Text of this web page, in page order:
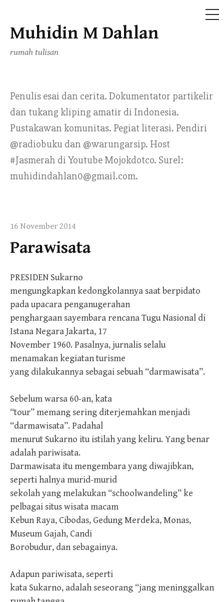
Skip
content
Muhidin M Dahlan
rumah tulisan
Penulis esai dan cerita. Dokumentator partikelir
dan tukang kliping amatir di Indonesia.
Pustakawan komunitas. Pegiat literasi. Pendiri
@radiobuku dan @warungarsip. Host
#Jasmerah di Youtube Mojokdotco. Surel:
muhidindahlan0@gmail.com.
16 November 2014
Parawisata
PRESIDEN Sukarno
mengungkapkan kedongkolannya saat berpidato
pada upacara penganugerahan
penghargaan sayembara rencana Tugu Nasional di
Istana Negara Jakarta, 17
November 1960. Pasalnya, jurnalis selalu
menamakan kegiatan turisme
yang dilakukannya sebagai sebuah “darmawisata”.
Sebelum warsa 60-an, kata
“tour” memang sering diterjemahkan menjadi
“darmawisata”. Padahal
menurut Sukarno itu istilah yang keliru. Yang benar
adalah pariwisata.
Darmawisata itu mengembara yang diwajibkan,
seperti halnya murid-murid
sekolah yang melakukan “schoolwandeling” ke
pelbagai situs wisata macam
Kebun Raya, Cibodas, Gedung Merdeka, Monas,
Museum Gajah, Candi
Borobudur, dan sebagainya.
Adapun pariwisata, seperti
kata Sukarno, adalah seseorang “jang meninggalkan